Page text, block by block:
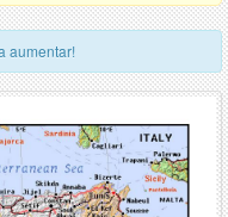
aumentar!